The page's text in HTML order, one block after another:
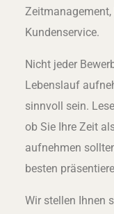
Kundenservice.
Nicht jeder
Lebenslauf
sinnvoll sein.
ob Sie Ihre Zeit
aufnehmen
besten
Wir stellen Ihnen